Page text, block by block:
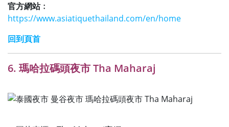
官方網站﹕
https://www.asiatiquethailand.com/en/home
回到頁首
6. 瑪哈拉碼頭夜市 Tha Maharaj